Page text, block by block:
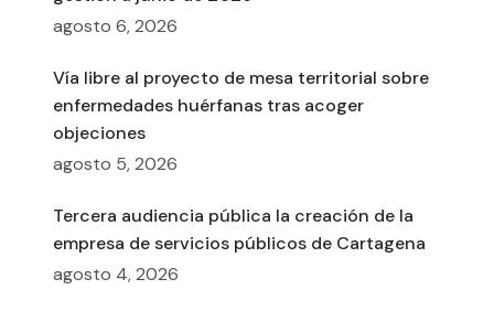
agosto 6, 2026
Vía libre al proyecto de mesa territorial sobre
enfermedades huérfanas tras acoger
objeciones
agosto 5, 2026
Tercera audiencia pública la creación de la
empresa de servicios públicos de Cartagena
agosto 4, 2026